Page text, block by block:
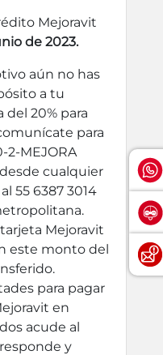
Mejoravit
de 2023.
aún no has
a tu
20% para
para
2-MEJORA
cualquier
55 6387 3014
Mejoravit
este monto del
para pagar
en
acude al
y